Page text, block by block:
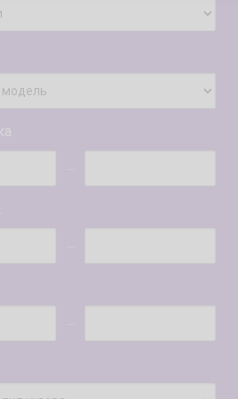
...
...
...